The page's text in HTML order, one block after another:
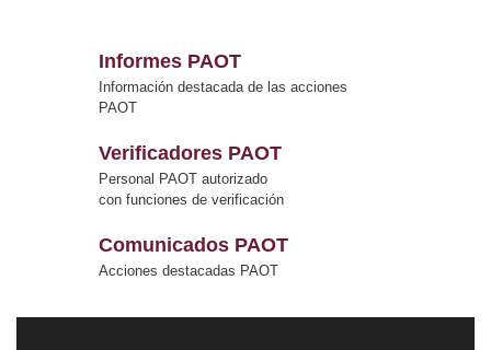
Informes PAOT
Información destacada de las acciones
PAOT
Verificadores PAOT
Personal PAOT autorizado
con funciones de verificación
Comunicados PAOT
Acciones destacadas PAOT